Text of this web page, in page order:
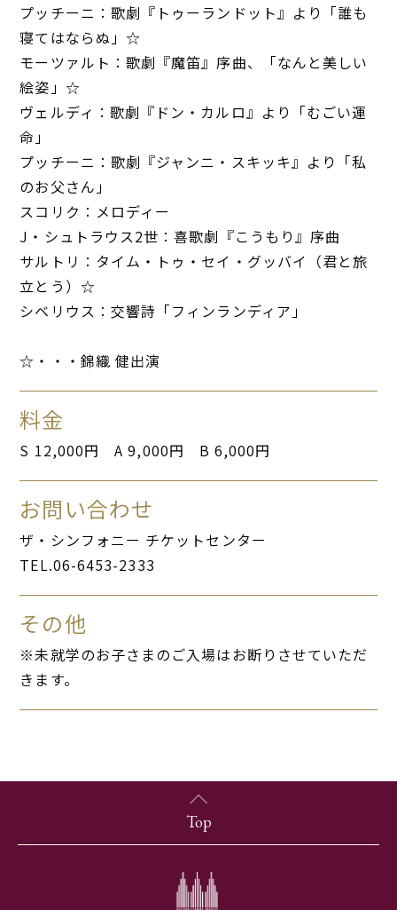
プッチーニ：歌劇『トゥーランドット』より「誰も
寝てはならぬ」☆
モーツァルト：歌劇『魔笛』序曲、「なんと美しい
絵姿」☆
ヴェルディ：歌劇『ドン・カルロ』より「むごい運
命」
プッチーニ：歌劇『ジャンニ・スキッキ』より「私
のお父さん」
スコリク：メロディー
J・シュトラウス2世：喜歌劇『こうもり』序曲
サルトリ：タイム・トゥ・セイ・グッバイ（君と旅
立とう）☆
シベリウス：交響詩「フィンランディア」
☆・・・錦織 健出演
料金
S 12,000円 A 9,000円 B 6,000円
お問い合わせ
ザ・シンフォニー チケットセンター
TEL.06-6453-2333
その他
※未就学のお子さまのご入場はお断りさせていただ
きます。
Top